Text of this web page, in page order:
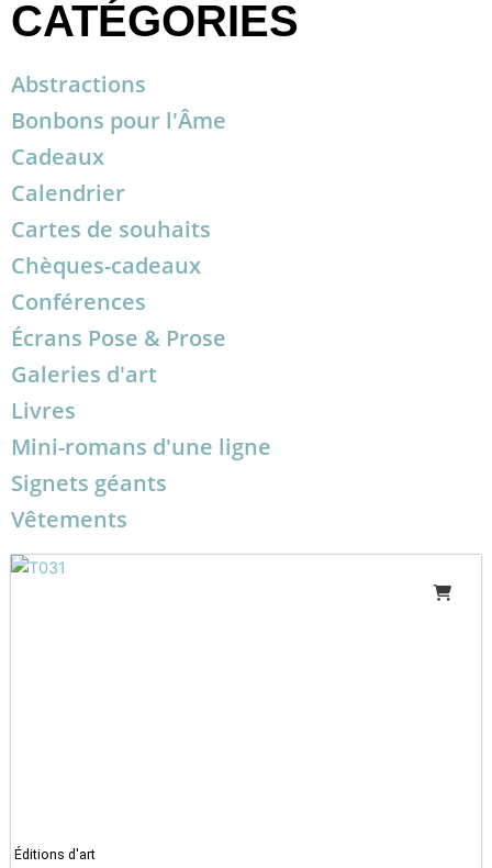
CATÉGORIES
Abstractions
Bonbons pour l'Âme
Cadeaux
Calendrier
Cartes de souhaits
Chèques-cadeaux
Conférences
Écrans Pose & Prose
Galeries d'art
Livres
Mini-romans d'une ligne
Signets géants
Vêtements
Éditions d'art